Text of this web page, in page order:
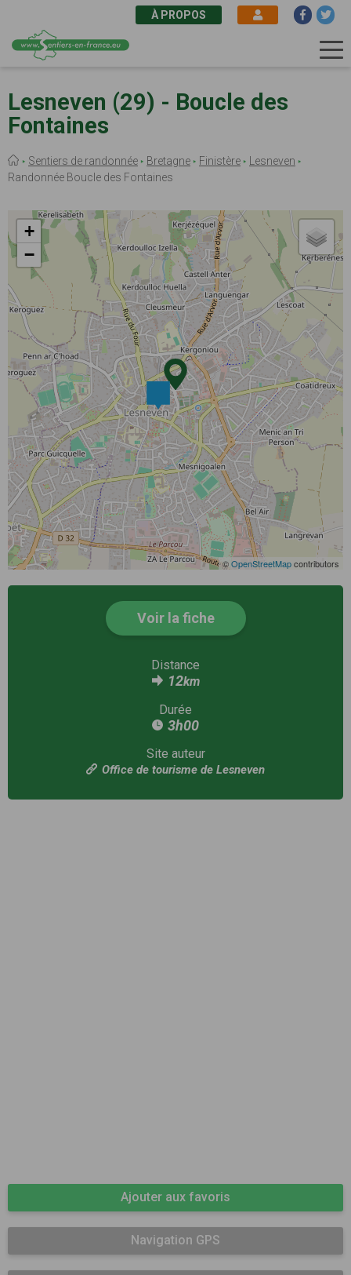
au
contenu
principal
À PROPOS
Lesneven (29) - Boucle des
Fontaines
Fil
d'Ariane
Sentiers de randonnée Bretagne Finistère
Lesneven
Randonnée Boucle des Fontaines
+
−
©OpenStreetMapcontributors
Voir la fiche
Distance
12km
Durée
3h00
Site auteur
Office de tourisme de Lesneven
Ajouter aux favoris
Navigation GPS